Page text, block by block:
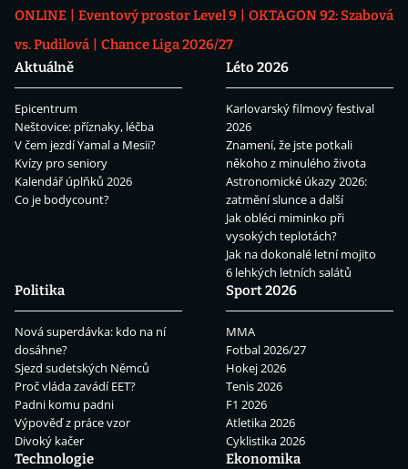
ONLINE
Eventový prostor Level 9
OKTAGON 92: Szabová
vs. Pudilová
Chance Liga 2026/27
Aktuálně
Epicentrum
Neštovice: příznaky, léčba
V čem jezdí Yamal a Mesii?
Kvízy pro seniory
Kalendář úplňků 2026
Co je bodycount?
Léto 2026
Karlovarský filmový festival
2026
Znamení, že jste potkali
někoho z minulého života
Astronomické úkazy 2026:
zatmění slunce a další
Jak obléci miminko při
vysokých teplotách?
Jak na dokonalé letní mojito
6 lehkých letních salátů
Politika
Nová superdávka: kdo na ní
dosáhne?
Sjezd sudetských Němců
Proč vláda zavádí EET?
Padni komu padni
Výpověď z práce vzor
Divoký kačer
Sport 2026
MMA
Fotbal 2026/27
Hokej 2026
Tenis 2026
F1 2026
Atletika 2026
Cyklistika 2026
Technologie
Ekonomika